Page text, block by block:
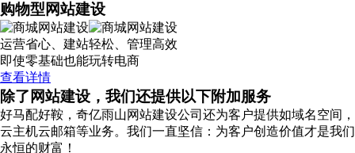
购物型网站建设
运营省心、建站轻松、管理高效
即使零基础也能玩转电商
查看详情
除了网站建设，我们还提供以下附加服务
好马配好鞍，奇亿雨山网站建设公司还为客户提供如域名空间，
云主机云邮箱等业务。我们一直坚信：为客户创造价值才是我们
永恒的财富！